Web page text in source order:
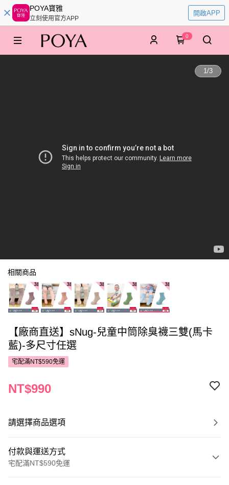
POYA寶雅
立刻使用官方APP
開啟APP
0
1/3
相關商品
【廠商直送】sNug-兒童中筒除臭襪三雙(馬卡
藍)-多尺寸任選
宅配滿NT$590免運
NT$990
請選擇商品選項
付款與運送方式
宅配滿NT$590免運